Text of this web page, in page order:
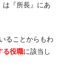
『所長』にあ
ることからもわ
る役職に該当し